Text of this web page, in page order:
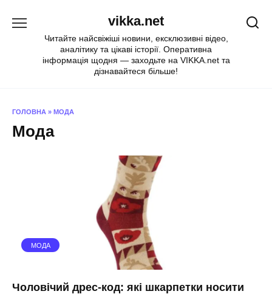
vikka.net
Читайте найсвіжіші новини, ексклюзивні відео,
аналітику та цікаві історії. Оперативна
інформація щодня — заходьте на VIKKA.net та
дізнавайтеся більше!
ГОЛОВНА » МОДА
Мода
МОДА
Чоловічий дрес-код: які шкарпетки носити